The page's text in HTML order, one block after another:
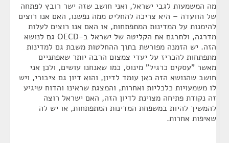
מה המשמעות לגבי ישראל, ואני חושב שזה ישר רובץ לפתחה
של הוועדה – היא צריכה להחליט ממה נפשנו, האם אנו רוצים
להימנות על המדינות המתפתחות, או האם אנו רוצים לעלות
מדרגה, ולתרגם את הקליטה של ישראל ב-OECD גם לנושא
הזה. יש הזמנה מפורשת בתוך ההחלטות משבת גם למדינות
מתפתחות להכריז על יעדי צמצום הרבה יותר שאפתניים
מאשר "עסקים כרגיל" מינוס, כמו שאנחנו עושים, ולכן אני
חושב שהנושא הזה כאן עומד לדיון, והוא דיון גם ציבורי, ויש
לו משמעויות כלכליות ואחרות, והמצגת שראינו והדוח שיגיע
זה נקודת פתיחה מצוינת לדיון הזה, האם ישראל רוצה
להמשיך להיות במשפחת המדינות המתפתחות, או יש לה
שאיפות אחרות.